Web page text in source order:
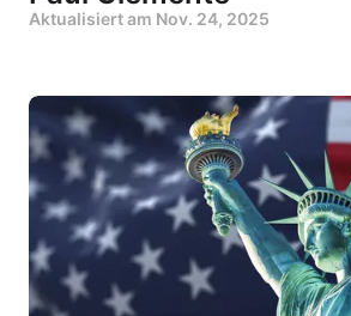
Aktualisiert am Nov. 24, 2025